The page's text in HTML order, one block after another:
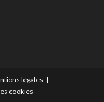
légales
cookies